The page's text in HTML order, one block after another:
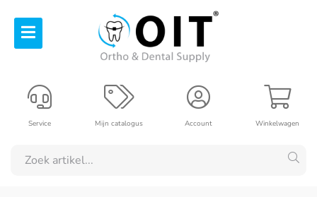
Winkelwagen
Account
Mijn catalogus
Service